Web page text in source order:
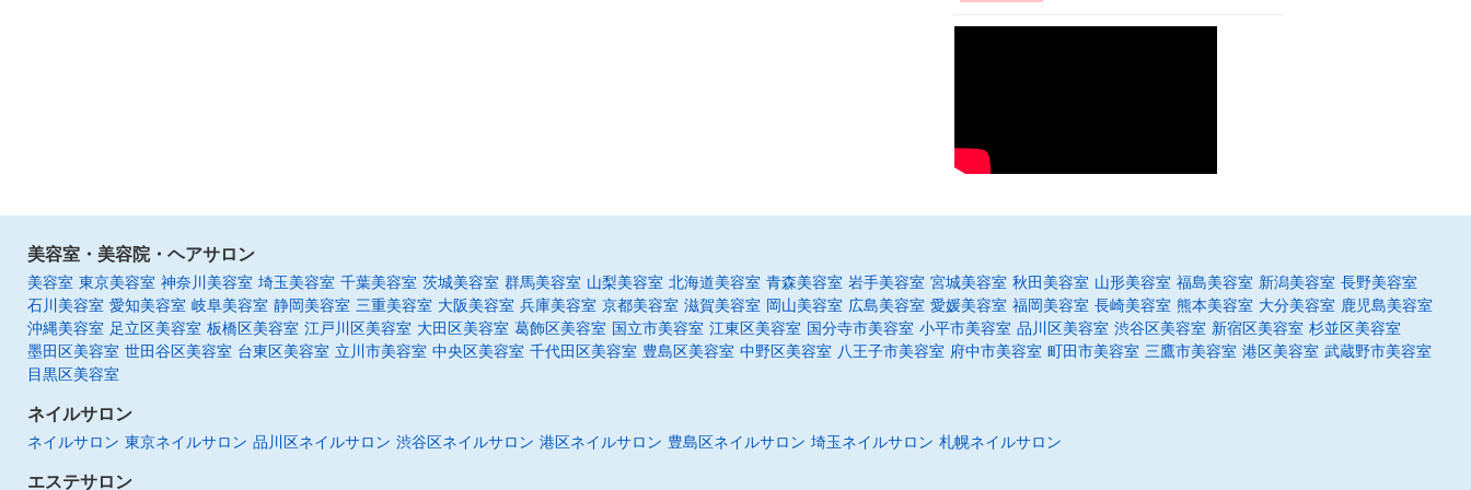
美容室・美容院・ヘアサロン
美容室 東京美容室 神奈川美容室 埼玉美容室 千葉美容室 茨城美容室 群馬美容室 山梨美容室 北海道美容室 青森美容室 岩手美容室 宮城美容室 秋田美容室 山形美容室 福島美容室 新潟美容室 長野美容室
石川美容室 愛知美容室 岐阜美容室 静岡美容室 三重美容室 大阪美容室 兵庫美容室 京都美容室 滋賀美容室 岡山美容室 広島美容室 愛媛美容室 福岡美容室 長崎美容室 熊本美容室 大分美容室 鹿児島美容室
沖縄美容室 足立区美容室 板橋区美容室 江戸川区美容室 大田区美容室 葛飾区美容室 国立市美容室 江東区美容室 国分寺市美容室 小平市美容室 品川区美容室 渋谷区美容室 新宿区美容室 杉並区美容室
墨田区美容室 世田谷区美容室 台東区美容室 立川市美容室 中央区美容室 千代田区美容室 豊島区美容室 中野区美容室 八王子市美容室 府中市美容室 町田市美容室 三鷹市美容室 港区美容室 武蔵野市美容室
目黒区美容室
ネイルサロン
ネイルサロン 東京ネイルサロン 品川区ネイルサロン 渋谷区ネイルサロン 港区ネイルサロン 豊島区ネイルサロン 埼玉ネイルサロン 札幌ネイルサロン
エステサロン